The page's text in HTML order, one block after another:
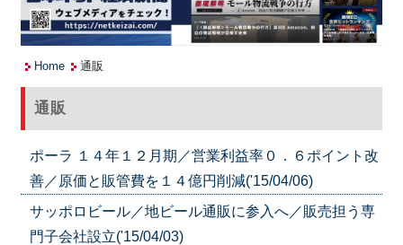
Home 通販
通販
ポーラ １４年１２月期／営業利益率０．６ポイント改
善／原価と販管費を１４億円削減('15/04/06)
サッポロビール／地ビール通販に参入へ／販売担う専
門子会社設立('15/04/03)